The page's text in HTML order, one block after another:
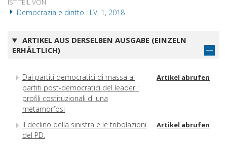
IST TEIL VON
Democrazia e diritto : LV, 1, 2018
ARTIKEL AUS DERSELBEN AUSGABE (EINZELN
ERHÄLTLICH)
Dai partiti democratici di massa ai
partiti post-democratici del leader :
profili costituzionali di una
metamorfosi
Artikel abrufen
Il declino della sinistra e le tribolazioni
del PD.
Artikel abrufen